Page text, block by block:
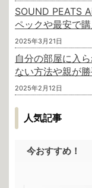
SOUND PEATS
ペックや最安で
2025年3月21日
自分の部屋に入
ない方法や親が
2025年2月12日
人気記事
今おすすめ！